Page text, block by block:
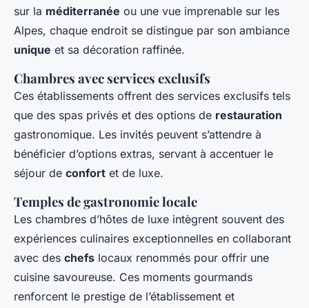
sur la méditerranée ou une vue imprenable sur les
Alpes, chaque endroit se distingue par son ambiance
unique et sa décoration raffinée.
Chambres avec services exclusifs
Ces établissements offrent des services exclusifs tels
que des spas privés et des options de restauration
gastronomique. Les invités peuvent s’attendre à
bénéficier d’options extras, servant à accentuer le
séjour de confort et de luxe.
Temples de gastronomie locale
Les chambres d’hôtes de luxe intègrent souvent des
expériences culinaires exceptionnelles en collaborant
avec des chefs locaux renommés pour offrir une
cuisine savoureuse. Ces moments gourmands
renforcent le prestige de l’établissement et